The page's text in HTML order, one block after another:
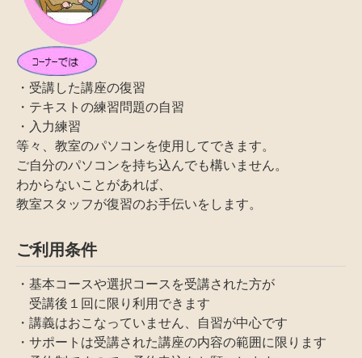
・受講した講座の復習
・テキストの練習問題の自習
・入力練習
等々、教室のパソコンを使用してできます。
ご自分のパソコンを持ち込んでも構いません。
わからないことがあれば、
教室スタッフが復習のお手伝いをします。
ご利用条件
・基本コースや選択コースを受講された方が
受講後１回に限り利用できます
・講義はおこなっていません、自習が中心です
・サポートは受講された講座の内容の範囲に限ります